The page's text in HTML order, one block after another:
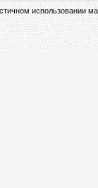
использовании